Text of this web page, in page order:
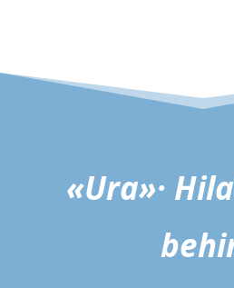
«Ura»·